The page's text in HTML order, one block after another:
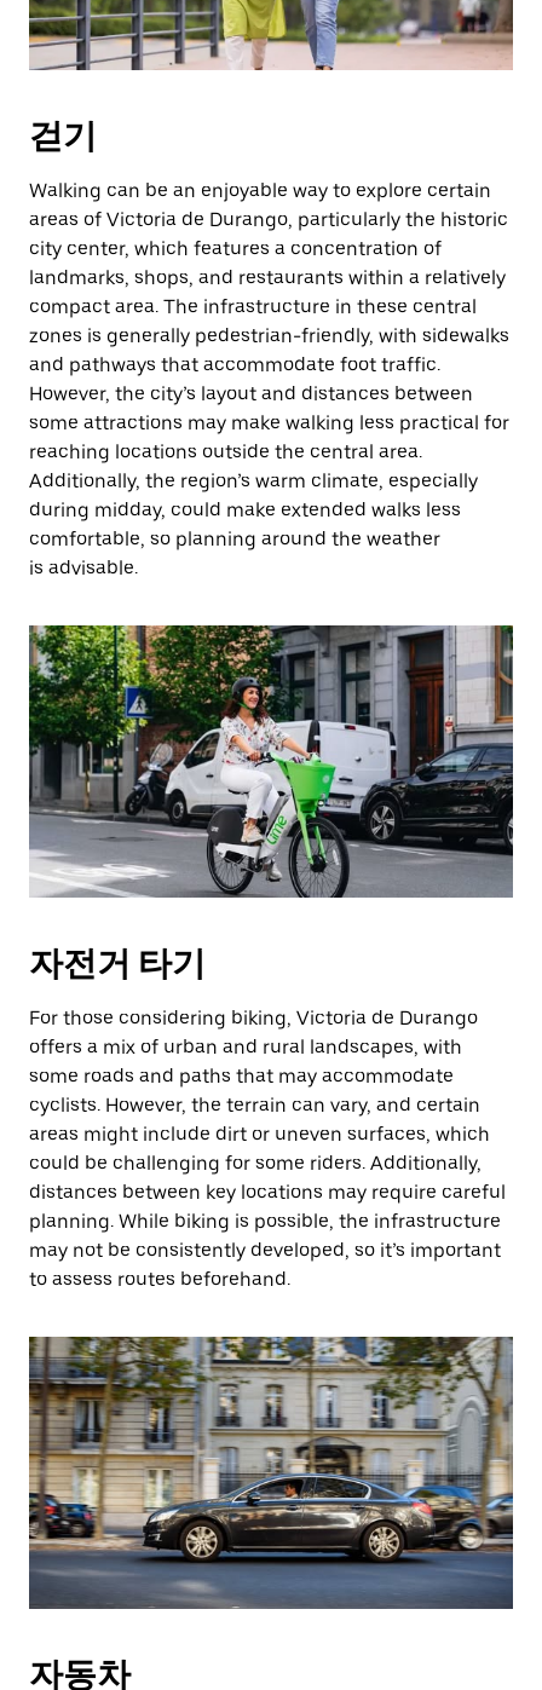
걷기
Walking can be an enjoyable way to explore certain
areas of Victoria de Durango, particularly the historic
city center, which features a concentration of
landmarks, shops, and restaurants within a relatively
compact area. The infrastructure in these central
zones is generally pedestrian-friendly, with sidewalks
and pathways that accommodate foot traffic.
However, the city’s layout and distances between
some attractions may make walking less practical for
reaching locations outside the central area.
Additionally, the region’s warm climate, especially
during midday, could make extended walks less
comfortable, so planning around the weather
is advisable.
자전거 타기
For those considering biking, Victoria de Durango
offers a mix of urban and rural landscapes, with
some roads and paths that may accommodate
cyclists. However, the terrain can vary, and certain
areas might include dirt or uneven surfaces, which
could be challenging for some riders. Additionally,
distances between key locations may require careful
planning. While biking is possible, the infrastructure
may not be consistently developed, so it’s important
to assess routes beforehand.
자동차